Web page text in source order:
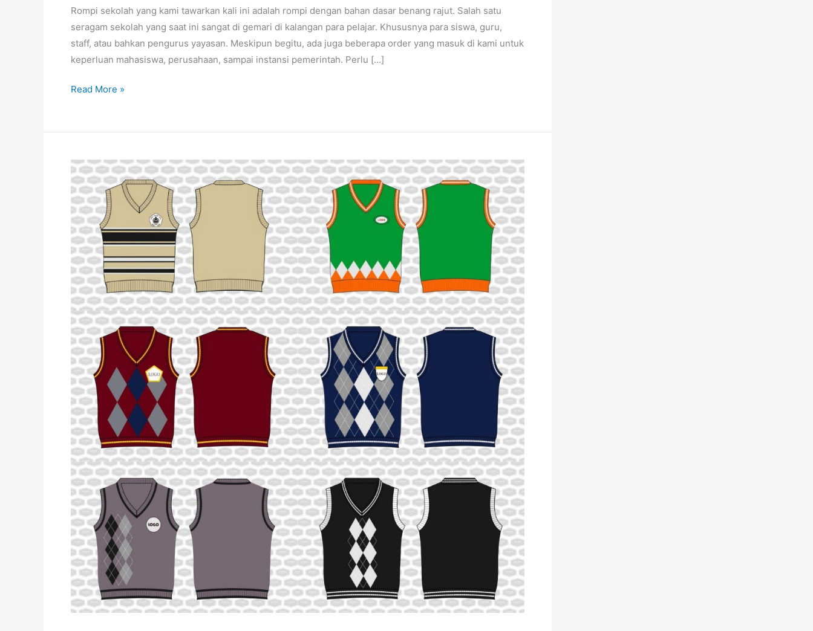
Rompi sekolah yang kami tawarkan kali ini adalah rompi dengan bahan dasar benang rajut. Salah satu
seragam sekolah yang saat ini sangat di gemari di kalangan para pelajar. Khususnya para siswa, guru,
staff, atau bahkan pengurus yayasan. Meskipun begitu, ada juga beberapa order yang masuk di kami untuk
keperluan mahasiswa, perusahaan, sampai instansi pemerintah. Perlu […]
Pesan
Read More »